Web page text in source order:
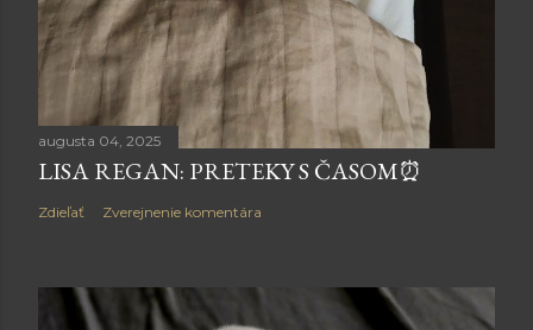
augusta 04, 2025
LISA REGAN: PRETEKY S ČASOM⏰
Zdieľať Zverejnenie komentára